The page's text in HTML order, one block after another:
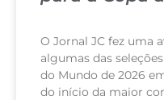
O Jornal JC fez uma
algumas das
do Mundo de 2026
do início da maior